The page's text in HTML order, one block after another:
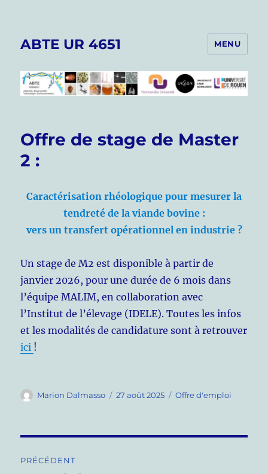
ABTE UR 4651 MENU
Offre de stage de Master
2 :
Caractérisation rhéologique pour mesurer la
tendreté de la viande bovine :
vers un transfert opérationnel en industrie ?
Un stage de M2 est disponible à partir de
janvier 2026, pour une durée de 6 mois dans
l’équipe MALIM, en collaboration avec
l’Institut de l’élevage (IDELE). Toutes les infos
et les modalités de candidature sont à retrouver
ici !
Auteur
Marion Dalmasso
Publié
27 août 2025 Catégories
Offre d'emploi
PRÉCÉDENT